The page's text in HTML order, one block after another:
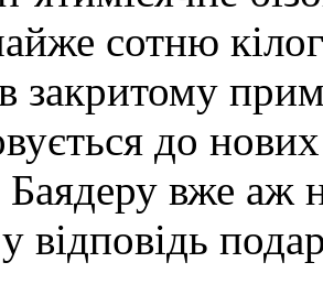
сотню
закритому
до
Баядеру вже аж
відповідь